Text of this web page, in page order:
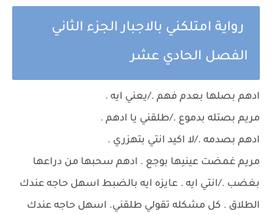
رواية امتلكني بالاجبار الجزء الثاني
الفصل الحادي عشر
ادهم بصلها بعدم فهم ./يعني ايه .
مريم بصتله بدموع ./طلقني يا ادهم .
ادهم بصدمه ./لا اكيد انتي بتهزري .
مريم غمضت عينيها بوجع . ادهم سحبها من دراعها
بغضب ./انتي ايه . عايزه ايه بالضبط اسهل حاجه عندك
الطلاق . كل مشكله تقولي طلقني. اسهل حاجه عندك